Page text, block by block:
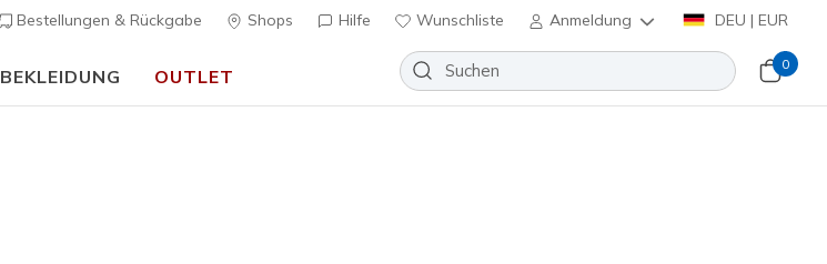
Bestellungen & Rückgabe Shops Hilfe Wunschliste Anmeldung DEU | EUR
BEKLEIDUNG OUTLET
0